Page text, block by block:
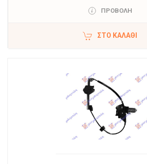
ΠΡΟΒΟΛΗ
ΣΤΟ ΚΑΛΆΘΙ